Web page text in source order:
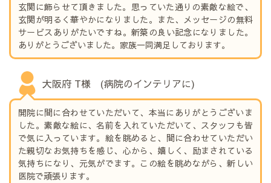
玄関に飾らせて頂きました。思っていた通りの素敵な絵で、
玄関が明るく華やかになりました。また、メッセージの無料
サービスありがたいですね。新築の良い記念になりました。
ありがとうございました。家族一同満足しております。
大阪府 T様 (病院のインテリアに)
開院に間に合わせていただいて、本当にありがとうございま
した。素敵な絵に、名前を入れていただいて、スタッフも皆
で気に入っています。絵を眺めると、間に合わせていただい
た親切なお気持ちを感じ、心から、嬉しく、励まされている
気持ちになり、元気がでます。この絵を眺めながら、新しい
医院で頑張ります。